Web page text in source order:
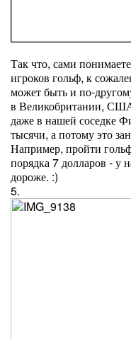
Так что, сами
игроков гольф, к
может быть и по-
в Великобритании,
даже в нашей соседке
тысячи, а потому это
Например, пройти
порядка 7 долларов - у
дороже. :)
5.